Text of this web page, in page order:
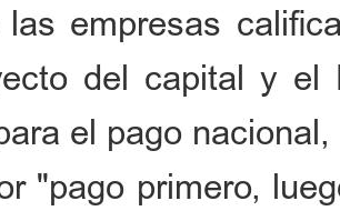
las empresas
del capital y el
el pago
"pago primero,